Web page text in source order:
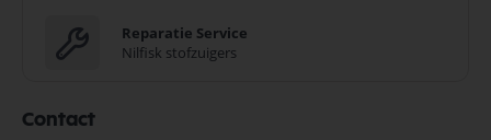
Reparatie Service
Nilfisk stofzuigers
Contact